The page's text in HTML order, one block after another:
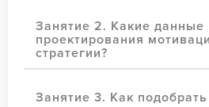
Занятие 2. Какие
проектирования
стратегии?
Занятие 3. Как